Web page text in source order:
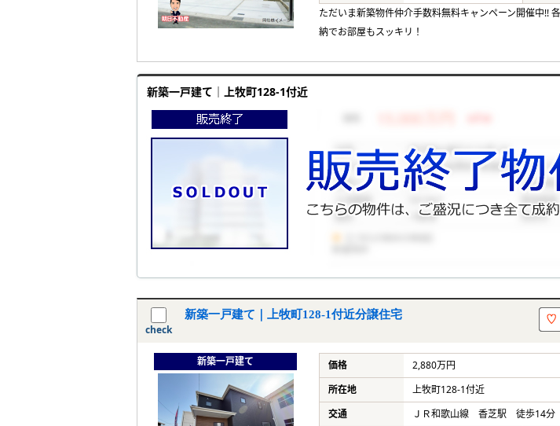
ただいま新築物件仲介手数料無料キャンペーン開催中!!
納でお部屋もスッキリ！
新築一戸建て｜上牧町128-1付近
check
新築一戸建て｜上牧町128-1付近分譲住宅
新築一戸建て 価格
2,880万円
所在地
上牧町128-1付近
交通
ＪＲ和歌山線 香芝駅 徒歩14分